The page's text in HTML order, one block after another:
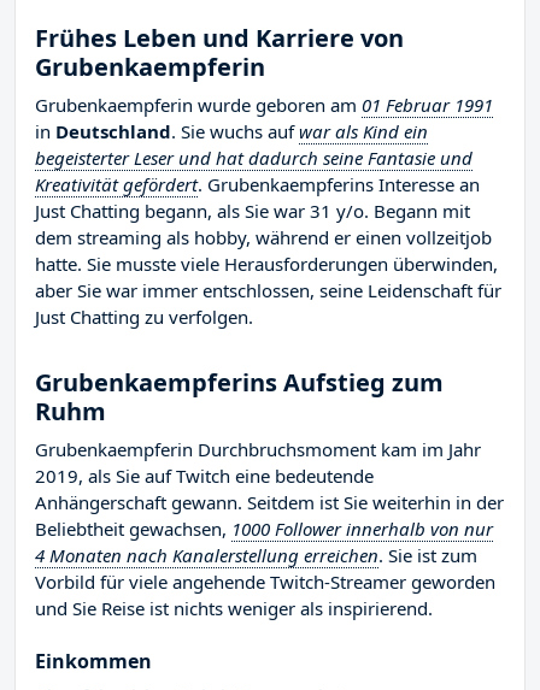
Frühes Leben und Karriere von
Grubenkaempferin
Grubenkaempferin wurde geboren am 01 Februar 1991
in Deutschland. Sie wuchs aufwar als Kind ein
begeisterter Leser und hat dadurch seine Fantasie und
Kreativität gefördert. Grubenkaempferins Interesse an
Just Chatting begann, als Sie war 31 y/o. Begann mit
dem streaming als hobby, während er einen vollzeitjob
hatte. Sie musste viele Herausforderungen überwinden,
aber Sie war immer entschlossen, seine Leidenschaft für
Just Chatting zu verfolgen.
Grubenkaempferins Aufstieg zum
Ruhm
Grubenkaempferin Durchbruchsmoment kam im Jahr
2019, als Sie auf Twitch eine bedeutende
Anhängerschaft gewann. Seitdem ist Sie weiterhin in der
Beliebtheit gewachsen, 1000 Follower innerhalb von nur
4 Monaten nach Kanalerstellung erreichen. Sie ist zum
Vorbild für viele angehende Twitch-Streamer geworden
und Sie Reise ist nichts weniger als inspirierend.
Einkommen